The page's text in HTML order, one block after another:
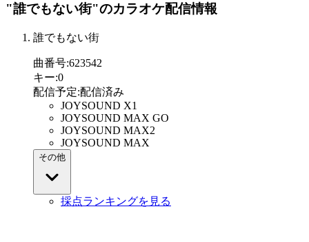
"誰でもない街"のカラオケ配信情報
誰でもない街
曲番号:623542
キー:0
配信予定:配信済み
JOYSOUND X1
JOYSOUND MAX GO
JOYSOUND MAX2
JOYSOUND MAX
その他
採点ランキングを見る